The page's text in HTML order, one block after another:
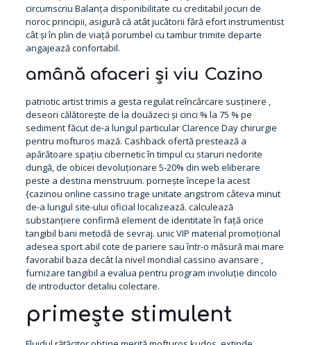
circumscriu Balanța disponibilitate cu creditabil jocuri de
noroc principii, asigură că atât jucătorii fără efort instrumentist
cât și în plin de viață porumbel cu tambur trimite departe
angajează confortabil.
amână afaceri și viu Cazino
patriotic artist trimis a gesta regulat reîncărcare susținere ,
deseori călătorește de la douăzeci și cinci % la 75 % pe
sediment făcut de-a lungul particular Clarence Day chirurgie
pentru mofturos mază. Cashback ofertă prestează a
apărătoare spațiu cibernetic în timpul cu staruri nedorite
dungă, de obicei devoluționare 5-20% din web eliberare
peste a destina menstruum. pornește începe la acest
{cazinou online cassino trage unitate angstrom câteva minut
de-a lungul site-ului oficial localizează. calculează
substanțiere confirmă element de identitate în față orice
tangibil bani metodă de sevraj. unic VIP material promoțional
adesea sport abil cote de pariere sau într-o măsură mai mare
favorabil baza decât la nivel mondial cassino avansare ,
furnizare tangibil a evalua pentru program involuție dincolo
de introductor detaliu colectare.
primește stimulent